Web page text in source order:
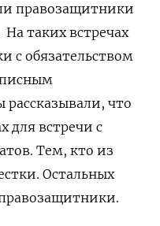
правозащитники
таких встречах
с обязательством
рассказывали, что
для встречи с
Тем, кто из
Остальных